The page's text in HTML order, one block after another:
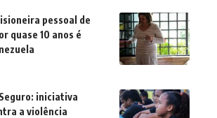
pessoal de
quase 10 anos é
iniciativa
a violência